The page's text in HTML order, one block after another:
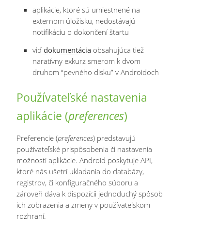
aplikácie, ktoré sú umiestnené na
externom úložisku, nedostávajú
notifikáciu o dokončení štartu
viď dokumentáciaobsahujúca tiež
naratívny exkurz smerom k dvom
druhom “pevného disku” v Androidoch
Používateľské nastavenia
aplikácie (preferences)
Preferencie (preferences) predstavujú
používateľské prispôsobenia či nastavenia
možností aplikácie. Android poskytuje API,
ktoré nás ušetrí ukladania do databázy,
registrov, či konfiguračného súboru a
zároveň dáva k dispozícii jednoduchý spôsob
ich zobrazenia a zmeny v používateľskom
rozhraní.